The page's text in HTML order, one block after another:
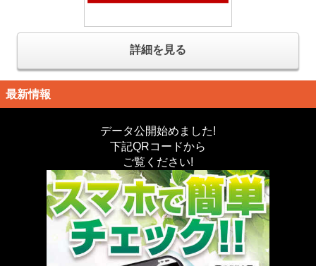
詳細を見る
最新情報
データ公開始めました!
下記QRコードから
ご覧ください!